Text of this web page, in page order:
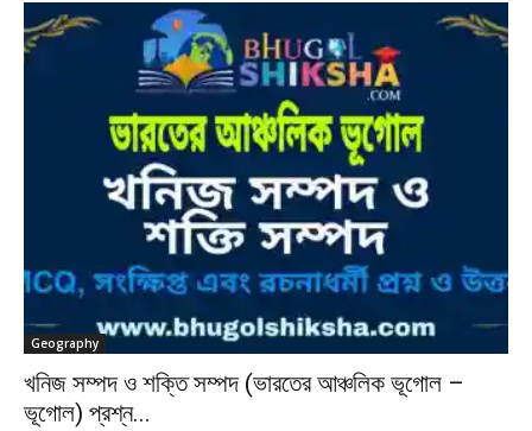
Geography
খনিজ সম্পদ ও শক্তি সম্পদ (ভারতের আঞ্চলিক ভূগোল –
ভূগোল) প্রশ্ন...